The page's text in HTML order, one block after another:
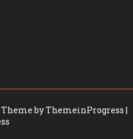
Theme by ThemeinProgress |